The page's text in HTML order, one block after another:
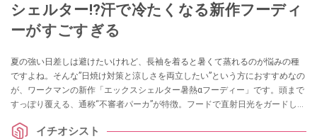
シェルター!?汗で冷たくなる新作フーディ
ーがすごすぎる
夏の強い日差しは避けたいけれど、長袖を着ると暑くて蒸れるのが悩みの種
ですよね。そんな”日焼け対策と涼しさを両立したい”という方におすすめなの
が、ワークマンの新作「エックスシェルター暑熱αフーディー」です。頭まで
すっぽり覆える、通称“不審者パーカ”が特徴。フードで直射日光をガードしつ
夏の外出を快適にする注目のアイテムをご紹介します。
イチオシスト